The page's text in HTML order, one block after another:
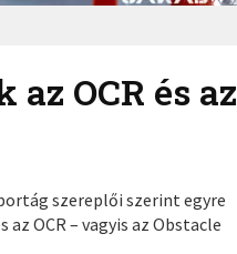
OCR és az
szereplői szerint egyre
OCR – vagyis az Obstacle